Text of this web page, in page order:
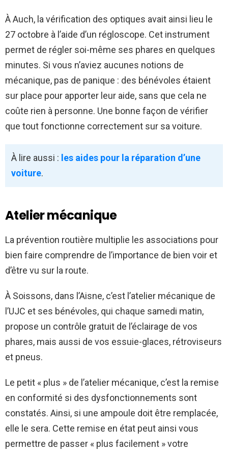
À Auch, la vérification des optiques avait ainsi lieu le
27 octobre à l’aide d’un régloscope. Cet instrument
permet de régler soi-même ses phares en quelques
minutes. Si vous n’aviez aucunes notions de
mécanique, pas de panique : des bénévoles étaient
sur place pour apporter leur aide, sans que cela ne
coûte rien à personne. Une bonne façon de vérifier
que tout fonctionne correctement sur sa voiture.
À lire aussi : les aides pour la réparation d’une
voiture.
Atelier mécanique
La prévention routière multiplie les associations pour
bien faire comprendre de l’importance de bien voir et
d’être vu sur la route.
À Soissons, dans l’Aisne, c’est l’atelier mécanique de
l’UJC et ses bénévoles, qui chaque samedi matin,
propose un contrôle gratuit de l’éclairage de vos
phares, mais aussi de vos essuie-glaces, rétroviseurs
et pneus.
Le petit « plus » de l’atelier mécanique, c’est la remise
en conformité si des dysfonctionnements sont
constatés. Ainsi, si une ampoule doit être remplacée,
elle le sera. Cette remise en état peut ainsi vous
permettre de passer « plus facilement » votre